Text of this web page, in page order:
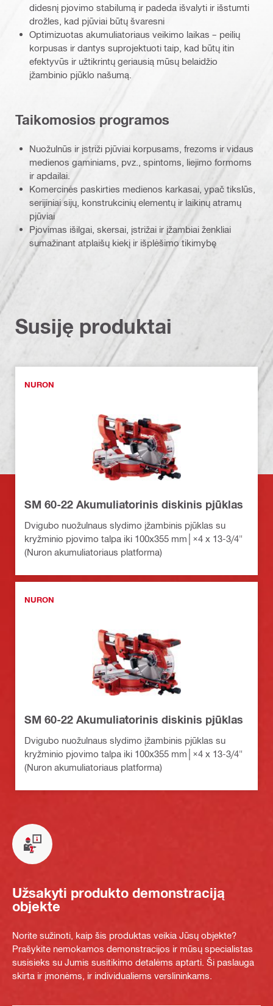
didesnį pjovimo stabilumą ir padeda išvalyti ir išstumti
drožles, kad pjūviai būtų švaresni
Optimizuotas akumuliatoriaus veikimo laikas – peilių
korpusas ir dantys suprojektuoti taip, kad būtų itin
efektyvūs ir užtikrintų geriausią mūsų belaidžio
įžambinio pjūklo našumą.
Taikomosios programos
Nuožulnūs ir įstriži pjūviai korpusams, frezoms ir vidaus
medienos gaminiams, pvz., spintoms, liejimo formoms
ir apdailai.
Komercinės paskirties medienos karkasai, ypač tikslūs,
serijiniai sijų, konstrukcinių elementų ir laikinų atramų
pjūviai
Pjovimas išilgai, skersai, įstrižai ir įžambiai ženkliai
sumažinant atplaišų kiekį ir išplėšimo tikimybę
Susiję produktai
NURON
SM 60-22 Akumuliatorinis diskinis pjūklas
Dvigubo nuožulnaus slydimo įžambinis pjūklas su
kryžminio pjovimo talpa iki 100x355 mm│×4 x 13-3/4"
(Nuron akumuliatoriaus platforma)
NURON
SM 60-22 Akumuliatorinis diskinis pjūklas
Dvigubo nuožulnaus slydimo įžambinis pjūklas su
kryžminio pjovimo talpa iki 100x355 mm│×4 x 13-3/4"
(Nuron akumuliatoriaus platforma)
Užsakyti produkto demonstraciją
objekte
Norite sužinoti, kaip šis produktas veikia Jūsų objekte?
Prašykite nemokamos demonstracijos ir mūsų specialistas
susisieks su Jumis susitikimo detalėms aptarti. Ši paslauga
skirta ir įmonėms, ir individualiems verslininkams.